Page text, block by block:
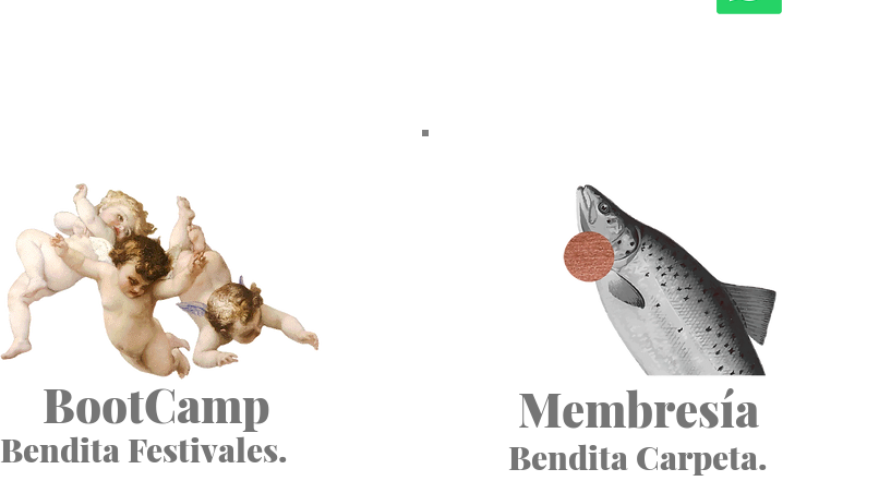
Bendita Festivales.
BootCamp
Bendita Carpeta.
Membresía